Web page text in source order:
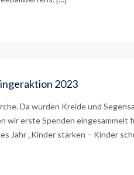
2023
Da wurden Kreide und
wir erste Spenden eingesammelt
Jahr „Kinder stärken – Kinder